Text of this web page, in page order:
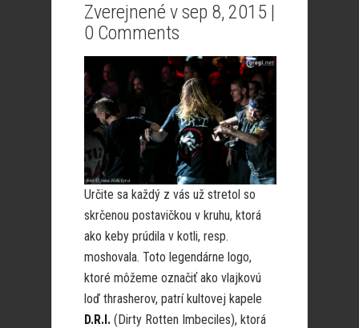
Zverejnené v sep 8, 2015 |
0 Comments
Určite sa každý z vás už stretol so
skrčenou postavičkou v kruhu, ktorá
ako keby prúdila v kotli, resp.
moshovala. Toto legendárne logo,
ktoré môžeme označiť ako vlajkovú
loď thrasherov, patrí kultovej kapele
D.R.I. (Dirty Rotten Imbeciles), ktorá